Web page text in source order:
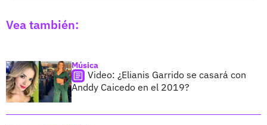
Vea también:
Música
Video: ¿Elianis Garrido se casará con
Anddy Caicedo en el 2019?